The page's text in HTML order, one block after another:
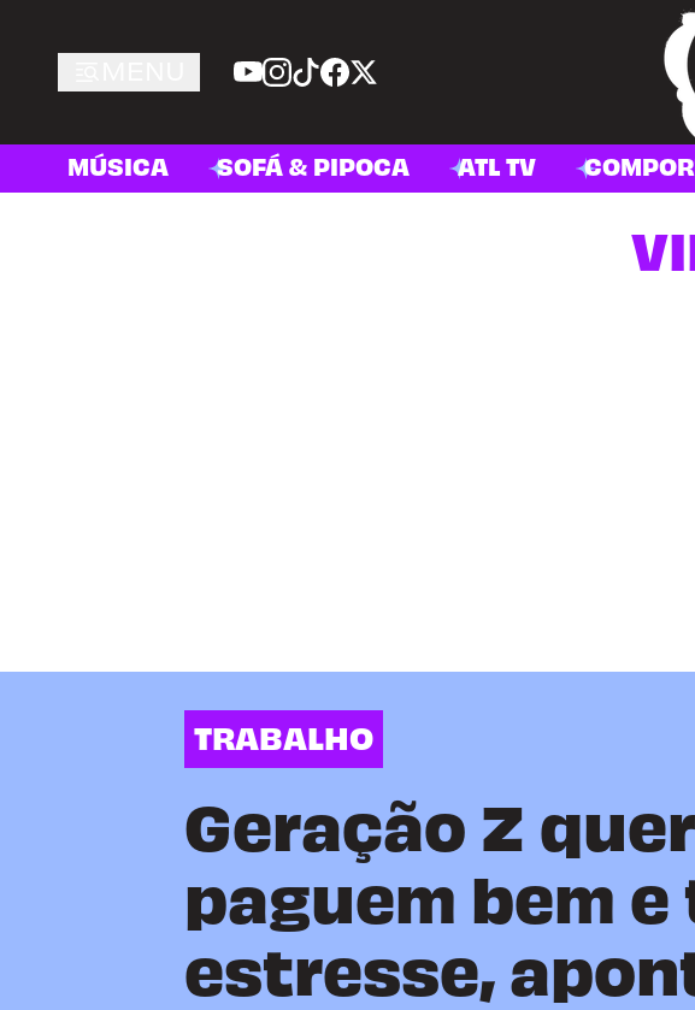
MÚSICA SOFÁ & PIPOCA ATL TV
TRABALHO
Geração Z
paguem bem
estresse,